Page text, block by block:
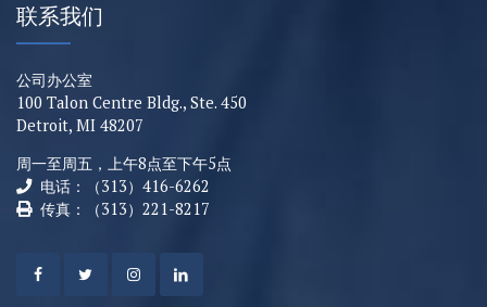
联系我们
公司办公室
100 Talon Centre Bldg., Ste. 450
Detroit, MI 48207
周一至周五，上午8点至下午5点
电话：（313）416-6262
传真：（313）221-8217